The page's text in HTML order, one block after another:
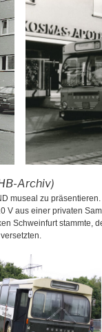
Archiv)
museal zu
V aus einer privaten
Schweinfurt stammte,